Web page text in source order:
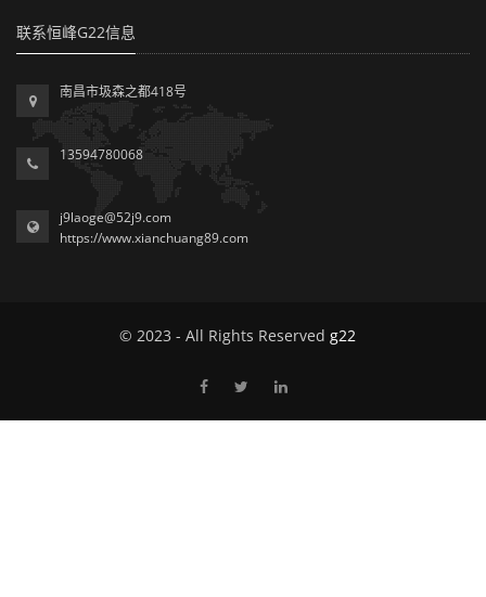
联系恒峰G22信息
南昌市圾森之都418号
13594780068
j9laoge@52j9.com
https://www.xianchuang89.com
© 2023 - All Rights Reserved g22